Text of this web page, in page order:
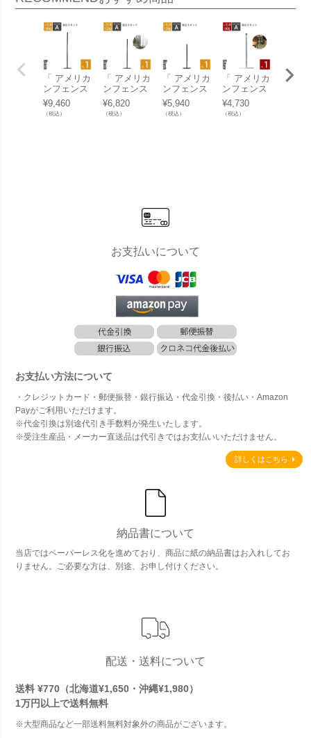
「 アメリカ
ンフェンス
ポストスタ
ンド H1800
mm（直径3
¥9,460
（税込）
「 アメリカ
ンフェンス
ポストスタ
ンド H1500
mm（直径3
¥6,820
（税込）
「 アメリカ
ンフェンス
ポストスタ
ンド H1200
mm（直径3
¥5,940
（税込）
「 アメリカ
ンフェンス
ポストスタ
ンド H900
mm（直径3
¥4,730
（税込）
「 ア
お支払いについて
お支払い方法について
・クレジットカード・郵便振替・銀行振込・代金引換・後払い・Amazon
Payがご利用いただけます。
※代金引換は別途代引き手数料が発生いたします。
※受注生産品・メーカー直送品は代引きではお支払いいただけません。
詳しくはこちら
納品書について
当店ではペーパーレス化を進めており、商品に紙の納品書はお入れしてお
りません。ご必要な方は、別途、お申し付けください。
配送・送料について
送料 ¥770（北海道¥1,650・沖縄¥1,980）
1万円以上で送料無料
※大型商品など一部送料無料対象外の商品がございます。